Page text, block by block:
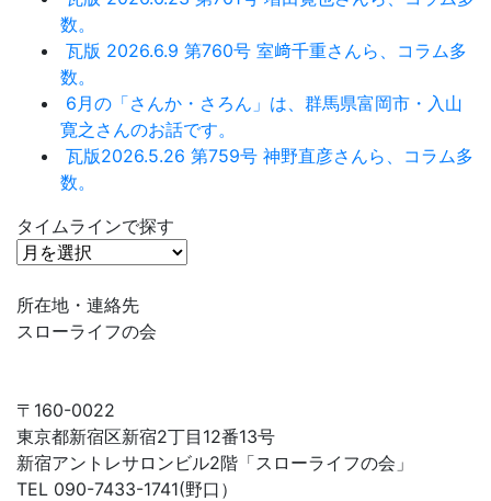
数。
瓦版 2026.6.9 第760号 室﨑千重さんら、コラム多
数。
6月の「さんか・さろん」は、群馬県富岡市・入山
寛之さんのお話です。
瓦版2026.5.26 第759号 神野直彦さんら、コラム多
数。
タイムラインで探す
タ
ム
ラ
で
探
す
所在地・連絡先
スローライフの会
〒160-0022
東京都新宿区新宿2丁目12番13号
新宿アントレサロンビル2階「スローライフの会」
TEL 090-7433-1741(野口）